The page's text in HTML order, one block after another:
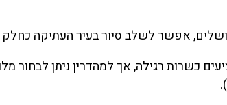
כשרות רגילה, אך למהדרין ניתן לבחור